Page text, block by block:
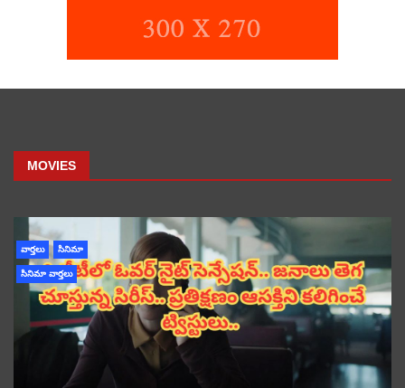
MOVIES
వార్తలు సినిమా
సినిమా వార్తలు